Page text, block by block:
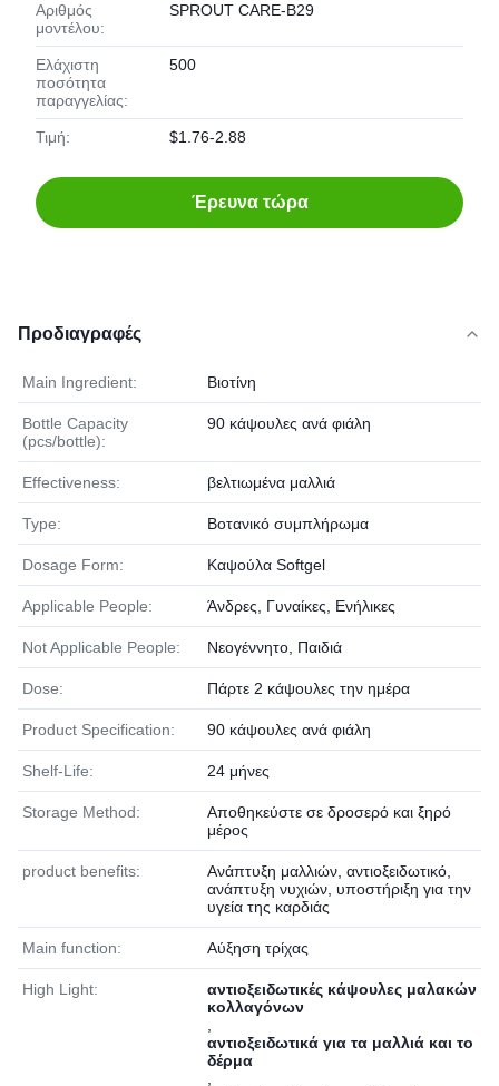
Αριθμός
μοντέλου:
SPROUT CARE-B29
Ελάχιστη
ποσότητα
παραγγελίας:
500
Τιμή: $1.76-2.88
Έρευνα τώρα
Προδιαγραφές
Main Ingredient: Βιοτίνη
Bottle Capacity
(pcs/bottle):
90 κάψουλες ανά φιάλη
Effectiveness: βελτιωμένα μαλλιά
Type: Βοτανικό συμπλήρωμα
Dosage Form: Καψούλα Softgel
Applicable People: Άνδρες, Γυναίκες, Ενήλικες
Not Applicable People: Νεογέννητο, Παιδιά
Dose: Πάρτε 2 κάψουλες την ημέρα
Product Specification: 90 κάψουλες ανά φιάλη
Shelf-Life: 24 μήνες
Storage Method:
Αποθηκεύστε σε δροσερό και ξηρό
μέρος
product benefits:
Ανάπτυξη μαλλιών, αντιοξειδωτικό,
ανάπτυξη νυχιών, υποστήριξη για την
υγεία της καρδιάς
Main function: Αύξηση τρίχας
High Light:
αντιοξειδωτικές κάψουλες μαλακών
κολλαγόνων
αντιοξειδωτικά για τα μαλλιά και το
δέρμα